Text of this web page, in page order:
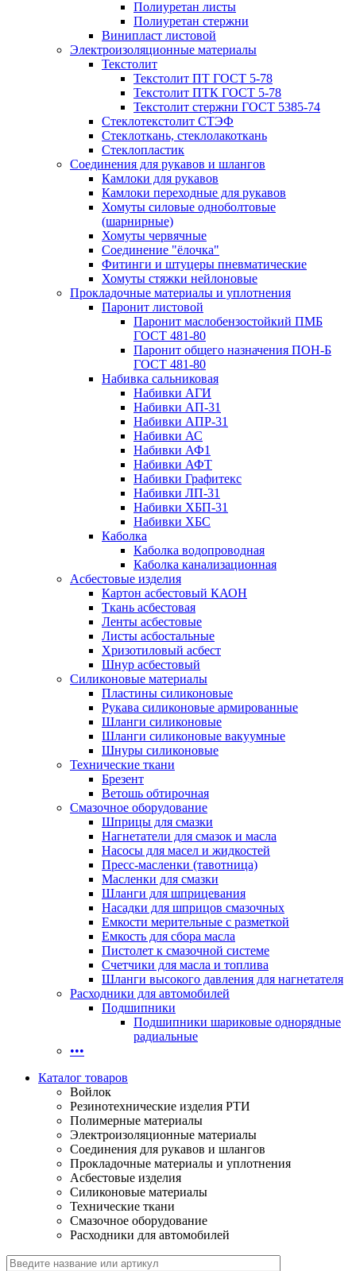
Полиуретан листы
Полиуретан стержни
Винипласт листовой
Электроизоляционные материалы
Текстолит
Текстолит ПТ ГОСТ 5-78
Текстолит ПТК ГОСТ 5-78
Текстолит стержни ГОСТ 5385-74
Стеклотекстолит СТЭФ
Стеклоткань, стеклолакоткань
Стеклопластик
Соединения для рукавов и шлангов
Камлоки для рукавов
Камлоки переходные для рукавов
Хомуты силовые одноболтовые
(шарнирные)
Хомуты червячные
Соединение "ёлочка"
Фитинги и штуцеры пневматические
Хомуты стяжки нейлоновые
Прокладочные материалы и уплотнения
Паронит листовой
Паронит маслобензостойкий ПМБ
ГОСТ 481-80
Паронит общего назначения ПОН-Б
ГОСТ 481-80
Набивка сальниковая
Набивки АГИ
Набивки АП-31
Набивки АПР-31
Набивки АС
Набивки АФ1
Набивки АФТ
Набивки Графитекс
Набивки ЛП-31
Набивки ХБП-31
Набивки ХБС
Каболка
Каболка водопроводная
Каболка канализационная
Асбестовые изделия
Картон асбестовый КАОН
Ткань асбестовая
Ленты асбестовые
Листы асбостальные
Хризотиловый асбеcт
Шнур асбестовый
Силиконовые материалы
Пластины силиконовые
Рукава силиконовые армированные
Шланги силиконовые
Шланги силиконовые вакуумные
Шнуры силиконовые
Технические ткани
Брезент
Ветошь обтирочная
Смазочное оборудование
Шприцы для смазки
Нагнетатели для смазок и масла
Насосы для масел и жидкостей
Пресс-масленки (тавотница)
Масленки для смазки
Шланги для шприцевания
Насадки для шприцов смазочных
Емкости мерительные с разметкой
Емкость для сбора масла
Пистолет к смазочной системе
Счетчики для масла и топлива
Шланги высокого давления для нагнетателя
Расходники для автомобилей
Подшипники
Подшипники шариковые однорядные
радиальные
•••
Каталог товаров
Войлок
Резинотехнические изделия РТИ
Полимерные материалы
Электроизоляционные материалы
Соединения для рукавов и шлангов
Прокладочные материалы и уплотнения
Асбестовые изделия
Силиконовые материалы
Технические ткани
Смазочное оборудование
Расходники для автомобилей